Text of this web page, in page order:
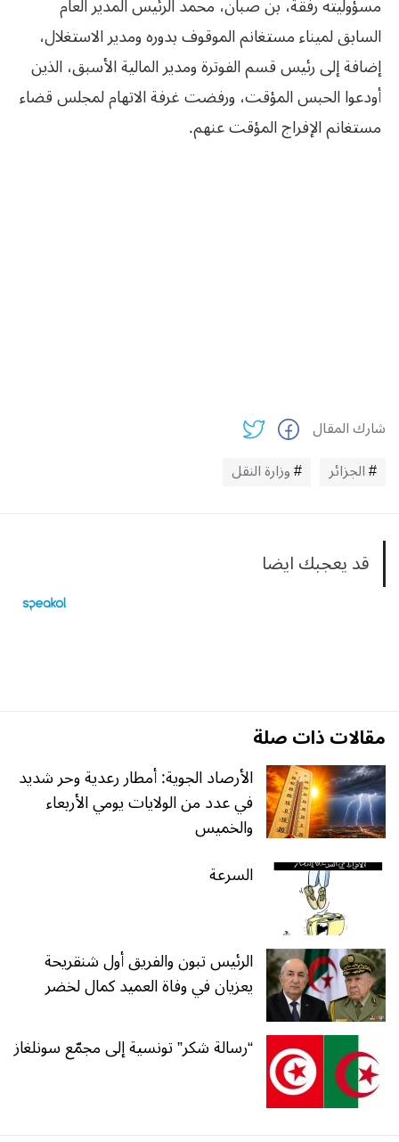
السابق لميناء مستغانم الموقوف بدوره ومدير الاستغلال،
إضافة إلى رئيس قسم الفوترة ومدير المالية الأسبق، الذين
أودعوا الحبس المؤقت، ورفضت غرفة الاتهام لمجلس قضاء
مستغانم الإفراج المؤقت عنهم.
شارك المقال
الجزائر
وزارة النقل
قد يعجبك ايضا
مقالات ذات صلة
الأرصاد الجوية: أمطار رعدية وحر شديد
في عدد من الولايات يومي الأربعاء
والخميس
السرعة
الرئيس تبون والفريق أول شنقريحة
يعزيان في وفاة العميد كمال لخضر
“رسالة شكر” تونسية إلى مجمّع سونلغاز